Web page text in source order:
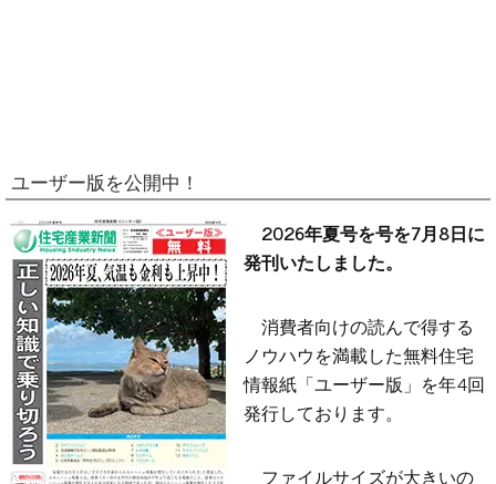
ユーザー版を公開中！
2026年夏号を号を7月8日に
発刊いたしました。
消費者向けの読んで得する
ノウハウを満載した無料住宅
情報紙「ユーザー版」を年4回
発行しております。
ファイルサイズが大きいの